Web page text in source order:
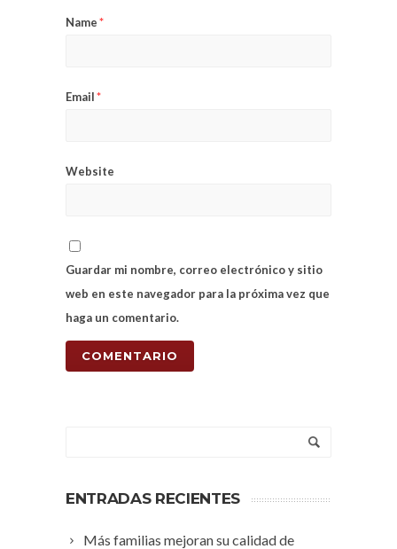
Name*
Email*
Website
Guardar mi nombre, correo electrónico y sitio
web en este navegador para la próxima vez que
haga un comentario.
ENTRADAS RECIENTES
Más familias mejoran su calidad de